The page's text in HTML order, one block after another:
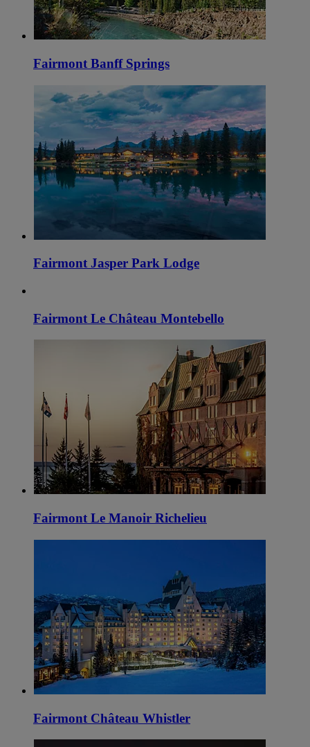
Fairmont Banff Springs
Fairmont Jasper Park Lodge
Fairmont Le Château Montebello
Fairmont Le Manoir Richelieu
Fairmont Château Whistler